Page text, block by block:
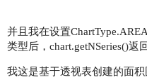
并且我在设置
类型后，chart.getNSeries()返
我这是基于透视表创建的面